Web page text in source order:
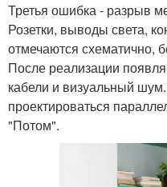
Третья ошибка - разрыв
Розетки, выводы света,
отмечаются схематично,
После реализации
кабели и визуальный
проектироваться
"Потом".